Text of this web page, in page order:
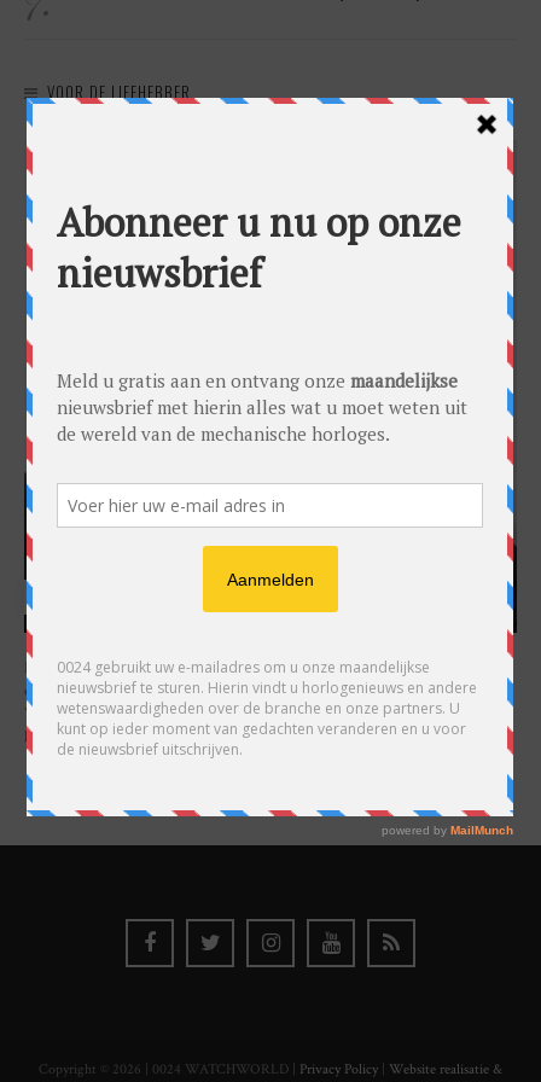
VOOR DE LIEFHEBBER
Hoofdredacteur en uitgever van 0024 Horloges. Een horlogeliefhebber en
ondernemer in hart en nieren, voor wie de liefde al decennia teruggaat. Voor
Wijnschenk is uitgeven levenslange passie, net als de oneindige interesse in
horloges.
Copyright © 2026 | 0024 WATCHWORLD | Privacy Policy Website realisatie &